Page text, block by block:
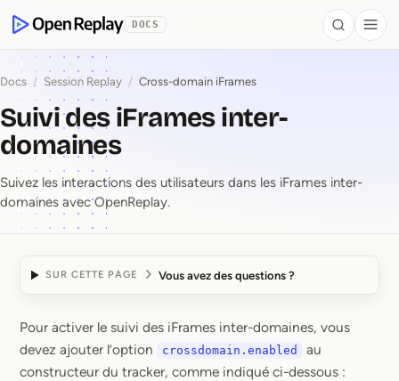
OpenReplay
DOCS Search
Docs / Session Replay / Cross-domain iFrames
Suivi des iFrames inter-
domaines
Suivez les interactions des utilisateurs dans les iFrames inter-
domaines avec OpenReplay.
SUR CETTE PAGE Vous avez des questions ?
Suivi des iFrames
Pour activer le suivi des iFrames inter-domaines, vous
devez ajouter l’option
crossdomain.enabled
au
constructeur du tracker, comme indiqué ci-dessous :